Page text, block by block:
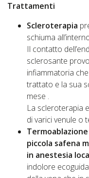
Trattamenti
Scleroterapia
schiuma
Il contatto
sclerosante
infiammatoria
trattato e la sua
mese .
La scleroterapia
di varici venule o
piccola safena
in anestesia
indolore